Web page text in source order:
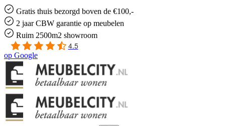
Gratis thuis bezorgd boven de €100,-
2 jaar CBW garantie op meubelen
Ruim 2500m2 showroom
4.5
op Google